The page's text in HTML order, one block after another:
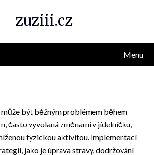
zuziii.cz
Menu
být běžným problémem během
často vyvolaná změnami v jídelníčku,
fyzickou aktivitou. Implementací
jako je úprava stravy, dodržování